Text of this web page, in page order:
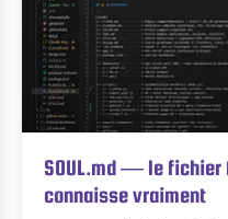
SOUL.md — le fichier
connaisse vraiment